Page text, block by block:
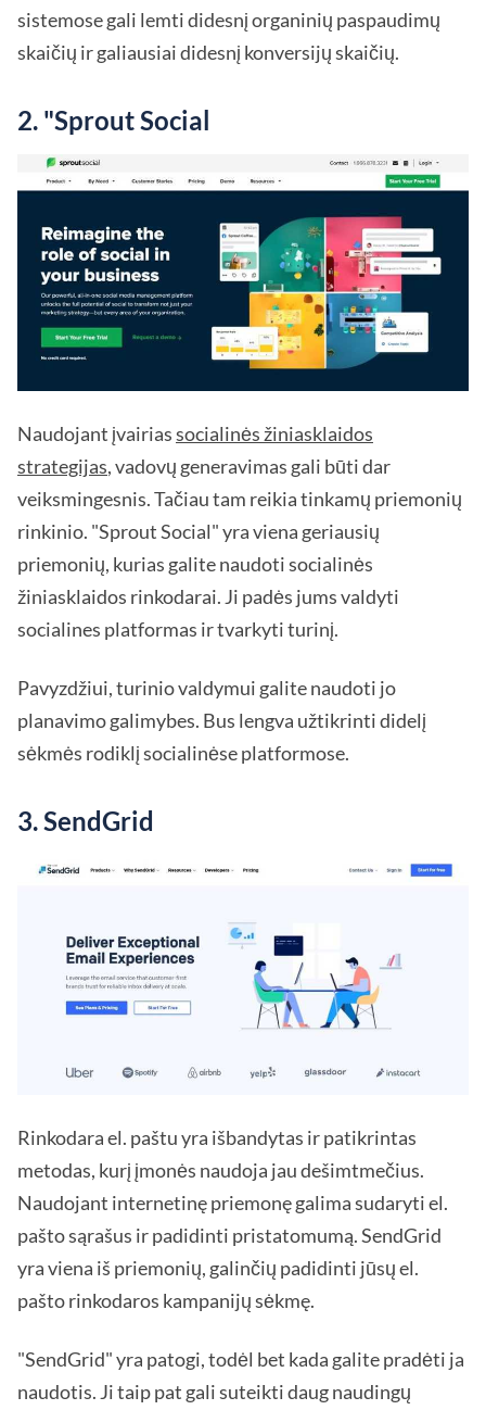
sistemose gali lemti didesnį organinių paspaudimų
skaičių ir galiausiai didesnį konversijų skaičių.
2. "Sprout Social
Naudojant įvairiassocialinės žiniasklaidos
strategijas, vadovų generavimas gali būti dar
veiksmingesnis. Tačiau tam reikia tinkamų priemonių
rinkinio. "Sprout Social" yra viena geriausių
priemonių, kurias galite naudoti socialinės
žiniasklaidos rinkodarai. Ji padės jums valdyti
socialines platformas ir tvarkyti turinį.
Pavyzdžiui, turinio valdymui galite naudoti jo
planavimo galimybes. Bus lengva užtikrinti didelį
sėkmės rodiklį socialinėse platformose.
3. SendGrid
Rinkodara el. paštu yra išbandytas ir patikrintas
metodas, kurį įmonės naudoja jau dešimtmečius.
Naudojant internetinę priemonę galima sudaryti el.
pašto sąrašus ir padidinti pristatomumą. SendGrid
yra viena iš priemonių, galinčių padidinti jūsų el.
pašto rinkodaros kampanijų sėkmę.
"SendGrid" yra patogi, todėl bet kada galite pradėti ja
naudotis. Ji taip pat gali suteikti daug naudingų